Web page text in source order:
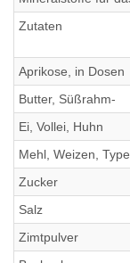
Zutaten
Aprikose, in Dosen
Butter, Süßrahm-
Ei, Vollei, Huhn
Mehl, Weizen,
Zucker
Salz
Zimtpulver